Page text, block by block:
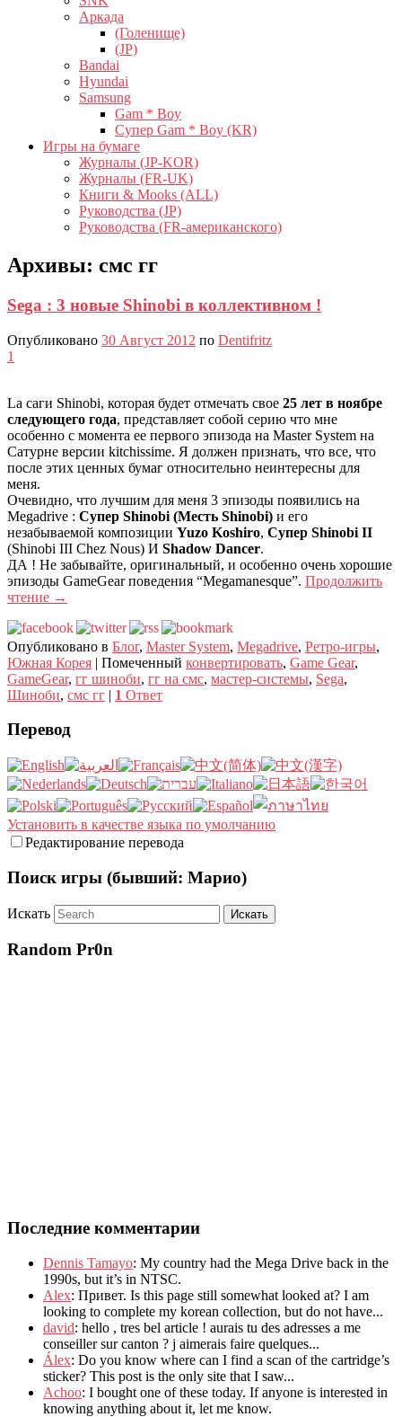
Аркада
(Голенище)
(JP)
Bandai
Hyundai
Samsung
Gam * Boy
Супер Gam * Boy (KR)
Игры на бумаге
Журналы (JP-KOR)
Журналы (FR-UK)
Книги & Mooks (ALL)
Руководства (JP)
Руководства (FR-американского)
Архивы: смс гг
Sega : 3 новые Shinobi в коллективном !
Опубликовано 30 Август 2012 по Dentifritz
1
La саги Shinobi, которая будет отмечать свое 25 лет в ноябре
следующего года, представляет собой серию что мне
особенно с момента ее первого эпизода на Master System на
Сатурне версии kitchissime. Я должен признать, что все, что
после этих ценных бумаг относительно неинтересны для
меня.
Очевидно, что лучшим для меня 3 эпизоды появились на
Megadrive : Супер Shinobi (Месть Shinobi) и его
незабываемой композиции Yuzo Koshiro, Супер Shinobi II
(Shinobi III Chez Nous) И Shadow Dancer.
ДА ! Не забывайте, оригинальный, и особенно очень хорошие
эпизоды GameGear поведения “Megamanesque”. Продолжить
чтение →
Опубликовано в Блог, Master System, Megadrive, Ретро-игры,
Южная Корея | Помеченный конвертировать, Game Gear,
GameGear, гг шиноби, гг на смс, мастер-системы, Sega,
Шиноби, смс гг | 1 Ответ
Перевод
Установить в качестве языка по умолчанию
Редактирование перевода
Поиск игры (бывший: Марио)
Искать
Random Pr0n
Последние комментарии
Dennis Tamayo: My country had the Mega Drive back in the
1990s, but it’s in NTSC.
Alex: Привет. Is this page still somewhat looked at? I am
looking to complete my korean collection, but do not have...
david: hello , tres bel article ! aurais tu des adresses a me
conseiller sur canton ? j aimerais faire quelques...
Álex: Do you know where can I find a scan of the cartridge’s
sticker? This post is the only site that I saw...
Achoo: I bought one of these today. If anyone is interested in
knowing anything about it, let me know.